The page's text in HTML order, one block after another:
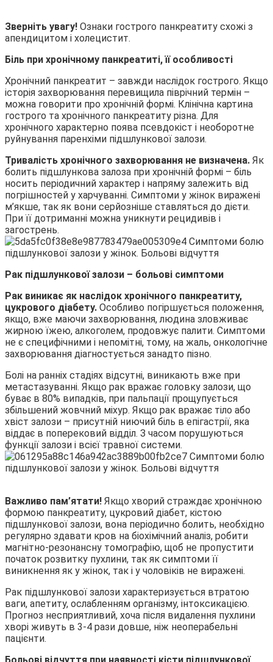
Зверніть увагу! Ознаки гострого панкреатиту схожі з
апендицитом і холецистит.
Біль при хронічному панкреатиті, її особливості
Хронічний панкреатит – завжди наслідок гострого. Якщо
історія захворювання перевищила піврічний термін –
можна говорити про хронічній формі. Клінічна картина
гострого та хронічного панкреатиту різна. Для
хронічного характерно поява псевдокіст і необоротне
руйнування паренхіми підшлункової залози.
Тривалість хронічного захворювання не визначена. Як
болить підшлункова залоза при хронічній формі – біль
носить періодичний характер і напряму залежить від
погрішностей у харчуванні. Симптоми у жінок виражені
м’якше, так як вони серйозніше ставляться до дієти.
При її дотриманні можна уникнути рецидивів і
загострень.
Рак підшлункової залози – больові симптоми
Рак виникає як наслідок хронічного панкреатиту,
цукрового діабету. Особливо погіршується положення,
якщо, вже маючи захворювання, людина зловживає
жирною їжею, алкоголем, продовжує палити. Симптоми
не є специфічними і непомітні, тому, на жаль, онкологічне
захворювання діагностується занадто пізно.
Болі на ранніх стадіях відсутні, виникають вже при
метастазуванні. Якщо рак вражає головку залози, що
буває в 80% випадків, при пальпації прощупується
збільшений жовчний міхур. Якщо рак вражає тіло або
хвіст залози – присутній ниючий біль в епігастрії, яка
віддає в поперековий відділ. З часом порушуються
функції залози і всієї травної системи.
Важливо пам’ятати! Якщо хворий страждає хронічною
формою панкреатиту, цукровий діабет, кістою
підшлункової залози, вона періодично болить, необхідно
регулярно здавати кров на біохімічний аналіз, робити
магнітно-резонансну томографію, щоб не пропустити
початок розвитку пухлини, так як симптоми її
виникнення як у жінок, так і у чоловіків не виражені.
Рак підшлункової залози характеризується втратою
ваги, апетиту, ослабленням організму, інтоксикацією.
Прогноз несприятливий, хоча після видалення пухлини
хворі живуть в 3-4 рази довше, ніж неоперабельні
пацієнти.